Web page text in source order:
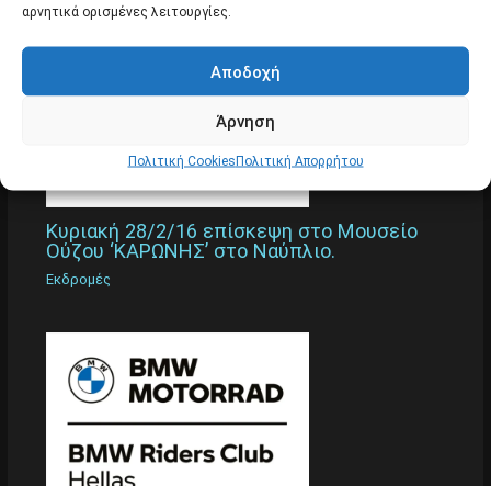
αρνητικά ορισμένες λειτουργίες.
Αποδοχή
Άρνηση
Πολιτική CookiesΠολιτική Απορρήτου
Κυριακή 28/2/16 επίσκεψη στο Μουσείο
Ούζου ‘ΚΑΡΩΝΗΣ’ στο Ναύπλιο.
Εκδρομές